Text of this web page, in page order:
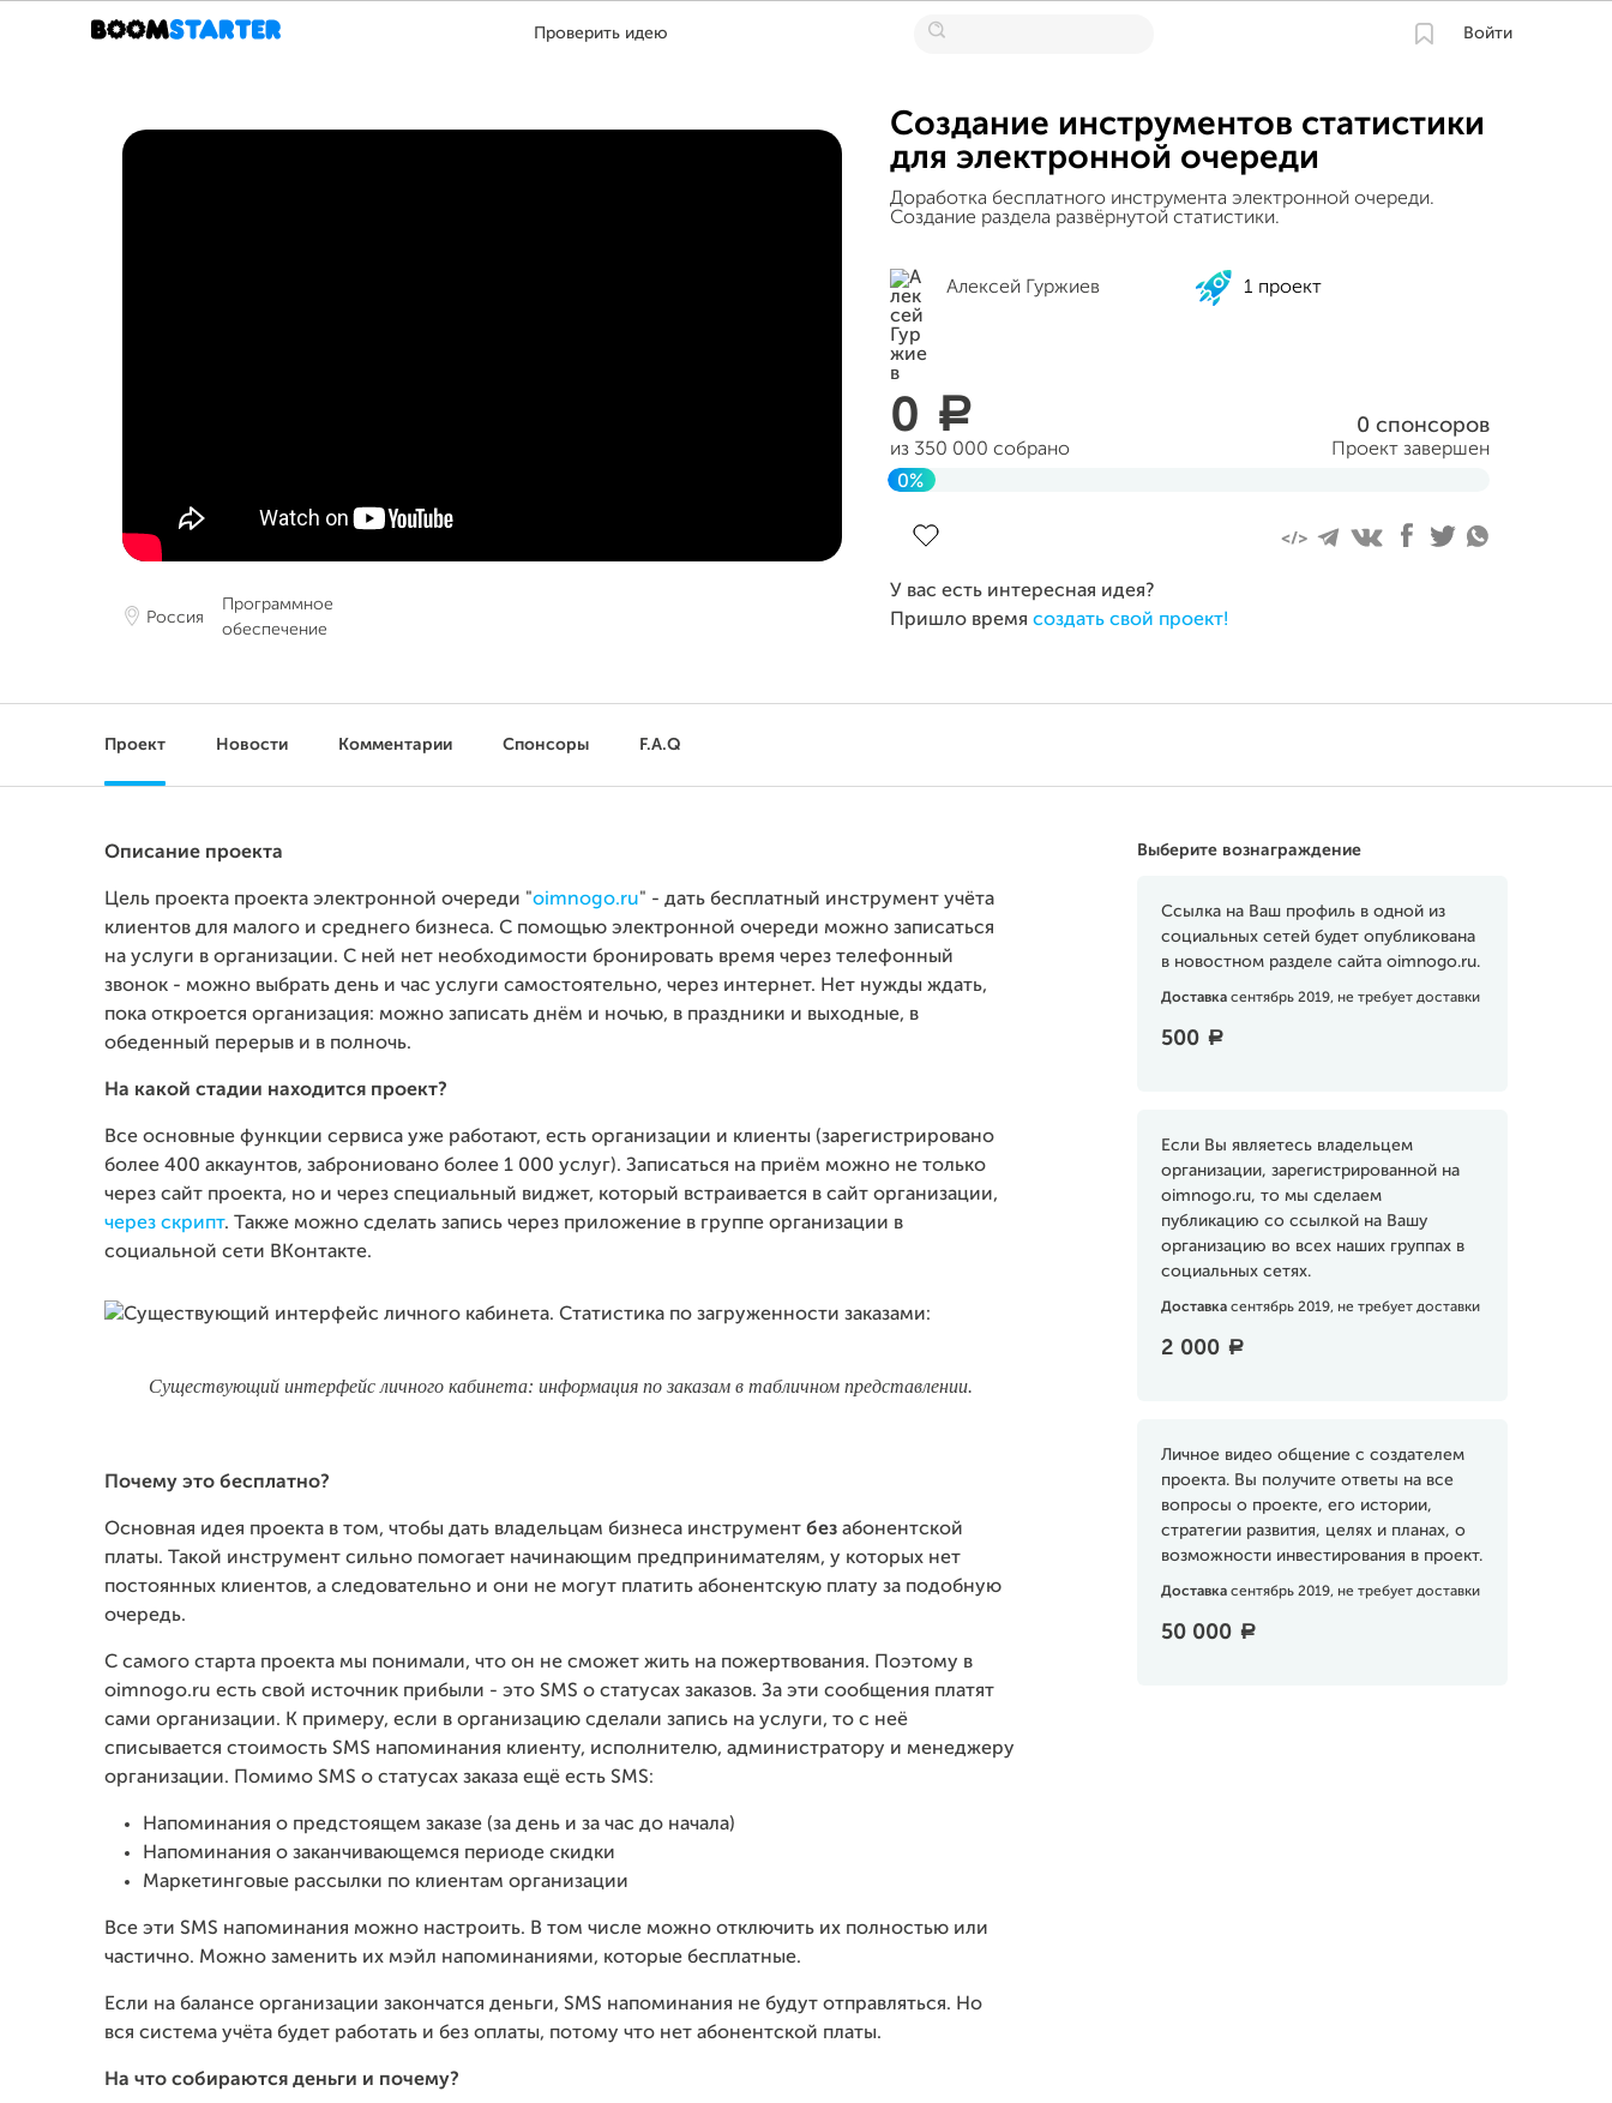
Проверить идею Войти
Россия
Программное
обеспечение
Создание инструментов статистики
для электронной очереди
Доработка бесплатного инструмента электронной очереди.
Создание раздела развёрнутой статистики.
Алексей Гуржиев 1 проект
0 a
из 350 000 собрано
0 спонсоров
Проект завершен
0%
У вас есть интересная идея?
Пришло время создать свой проект!
Проект Новости Комментарии Спонсоры F.A.Q
Выберите вознаграждение
Ссылка на Ваш профиль в одной из
социальных сетей будет опубликована
в новостном разделе сайта oimnogo.ru.
Доставка сентябрь 2019, не требует доставки
500 a
Если Вы являетесь владельцем
организации, зарегистрированной на
oimnogo.ru, то мы сделаем
публикацию со ссылкой на Вашу
организацию во всех наших группах в
социальных сетях.
Доставка сентябрь 2019, не требует доставки
2 000 a
Личное видео общение с создателем
проекта. Вы получите ответы на все
вопросы о проекте, его истории,
стратегии развития, целях и планах, о
возможности инвестирования в проект.
Доставка сентябрь 2019, не требует доставки
50 000 a
Описание проекта
Цель проекта проекта электронной очереди "oimnogo.ru" - дать бесплатный инструмент учёта
клиентов для малого и среднего бизнеса. С помощью электронной очереди можно записаться
на услуги в организации. С ней нет необходимости бронировать время через телефонный
звонок - можно выбрать день и час услуги самостоятельно, через интернет. Нет нужды ждать,
пока откроется организация: можно записать днём и ночью, в праздники и выходные, в
обеденный перерыв и в полночь.
На какой стадии находится проект?
Все основные функции сервиса уже работают, есть организации и клиенты (зарегистрировано
более 400 аккаунтов, заброниовано более 1 000 услуг). Записаться на приём можно не только
через сайт проекта, но и через специальный виджет, который встраивается в сайт организации,
через скрипт. Также можно сделать запись через приложение в группе организации в
социальной сети ВКонтакте.
Существующий интерфейс личного кабинета: информация по заказам в табличном представлении.
Почему это бесплатно?
Основная идея проекта в том, чтобы дать владельцам бизнеса инструмент без абонентской
платы. Такой инструмент сильно помогает начинающим предпринимателям, у которых нет
постоянных клиентов, а следовательно и они не могут платить абонентскую плату за подобную
очередь.
С самого старта проекта мы понимали, что он не сможет жить на пожертвования. Поэтому в
oimnogo.ru есть свой источник прибыли - это SMS о статусах заказов. За эти сообщения платят
сами организации. К примеру, если в организацию сделали запись на услуги, то с неё
списывается стоимость SMS напоминания клиенту, исполнителю, администратору и менеджеру
организации. Помимо SMS о статусах заказа ещё есть SMS:
Напоминания о предстоящем заказе (за день и за час до начала)
Напоминания о заканчивающемся периоде скидки
Маркетинговые рассылки по клиентам организации
Все эти SMS напоминания можно настроить. В том числе можно отключить их полностью или
частично. Можно заменить их мэйл напоминаниями, которые бесплатные.
Если на балансе организации закончатся деньги, SMS напоминания не будут отправляться. Но
вся система учёта будет работать и без оплаты, потому что нет абонентской платы.
На что собираются деньги и почему?